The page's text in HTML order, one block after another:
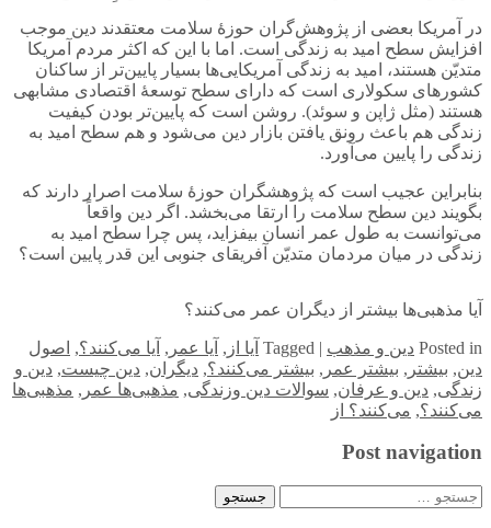
در آمریکا بعضی از پژوهش‌گران حوزۀ سلامت معتقدند دین موجب
افزایش سطح امید به زندگی است. اما با این که اکثر مردم آمریکا
متدیّن هستند، امید به زندگی آمریکایی‌ها بسیار پایین‌تر از ساکنان
کشورهای سکولاری است که دارای سطح توسعۀ اقتصادی مشابهی
هستند (مثل ژاپن و سوئد). روشن است که پایین‌تر بودن کیفیت
زندگی هم باعث رونق یافتن بازار دین می‌شود و هم سطح امید به
زندگی را پایین می‌آورد.
بنابراین عجیب است که پژوهشگران حوزۀ سلامت اصرار دارند که
بگویند دین سطح سلامت را ارتقا می‌بخشد. اگر دین واقعاً
می‌توانست به طول عمر انسان بیفزاید، پس چرا سطح امید به
زندگی در میان مردمان متدیّن آفریقای جنوبی این قدر پایین است؟
آیا مذهبی‌ها بیشتر از دیگران عمر می‌کنند؟
Posted in دین و مذهب |
Tagged آیا از , آیا عمر , آیا می‌کنند؟, اصول
دین, بیشتر , بیشتر عمر , بیشتر می‌کنند؟, دیگران, دین چیست, دین و
زندگی, دین و عرفان, سوالات دین وزندگی, مذهبی‌ها عمر , مذهبی‌ها
می‌کنند؟, می‌کنند؟ از
Post navigation
جستجو